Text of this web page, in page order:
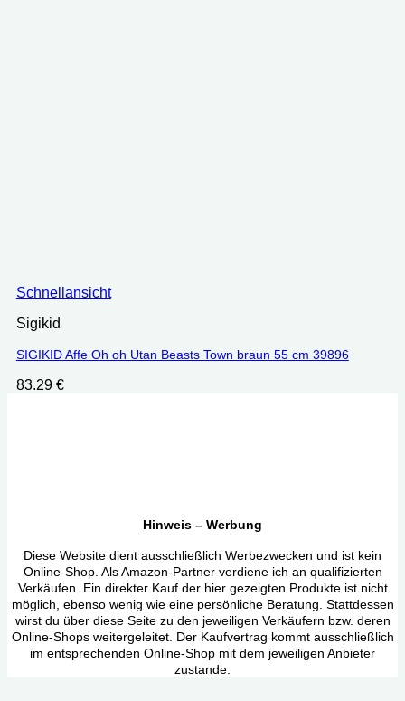
Schnellansicht
Sigikid
SIGIKID Affe Oh oh Utan Beasts Town braun 55 cm 39896
83.29 €
Hinweis – Werbung
Diese Website dient ausschließlich Werbezwecken und ist kein
Online-Shop. Als Amazon-Partner verdiene ich an qualifizierten
Verkäufen. Ein direkter Kauf der hier gezeigten Produkte ist nicht
möglich, ebenso wenig wie eine persönliche Beratung. Stattdessen
wirst du über diese Seite zu den jeweiligen Verkäufern bzw. deren
Online-Shops weitergeleitet. Der Kaufvertrag kommt ausschließlich
im entsprechenden Online-Shop mit dem jeweiligen Anbieter
zustande.